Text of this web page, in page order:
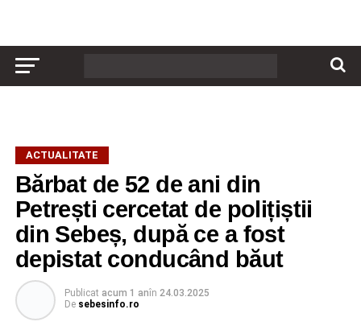
ACTUALITATE
Bărbat de 52 de ani din
Petrești cercetat de polițiștii
din Sebeș, după ce a fost
depistat conducând băut
Publicat acum 1 anîn 24.03.2025
De sebesinfo.ro